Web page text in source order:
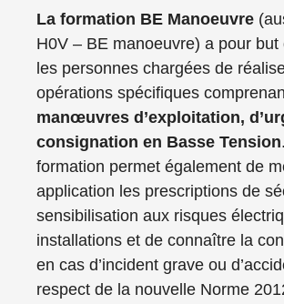
La formation BE Manoeuvre
H0V – BE manoeuvre) a pour but
les personnes chargées de
opérations spécifiques
manœuvres d’exploitation,
consignation en Basse Tension
formation permet également de
application les prescriptions de
sensibilisation aux risques
installations et de connaître la
en cas d’incident grave ou
respect de la nouvelle Norme